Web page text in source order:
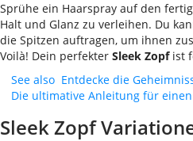
Sprühe ein Haarspray auf den
Halt und Glanz zu verleihen. Du
die Spitzen auftragen, um ihnen
Voilà! Dein perfekter Sleek Zopfist
See also Entdecke die
Die ultimative Anleitung für
Sleek Zopf